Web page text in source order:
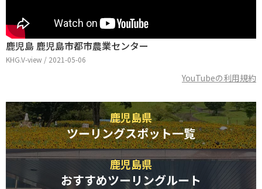
鹿児島 鹿児島市都市農業センター
KHG.V-view / 2021-05-06
YouTubeの利用規約
鹿児島県
ツーリングスポット一覧
鹿児島県
おすすめツーリングルート